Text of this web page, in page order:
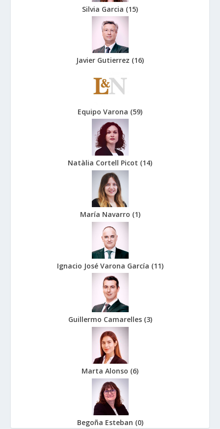
Silvia Garcia (15)
Javier Gutierrez (16)
Equipo Varona (59)
Natàlia Cortell Picot (14)
María Navarro (1)
Ignacio José Varona García (11)
Guillermo Camarelles (3)
Marta Alonso (6)
Begoña Esteban (0)